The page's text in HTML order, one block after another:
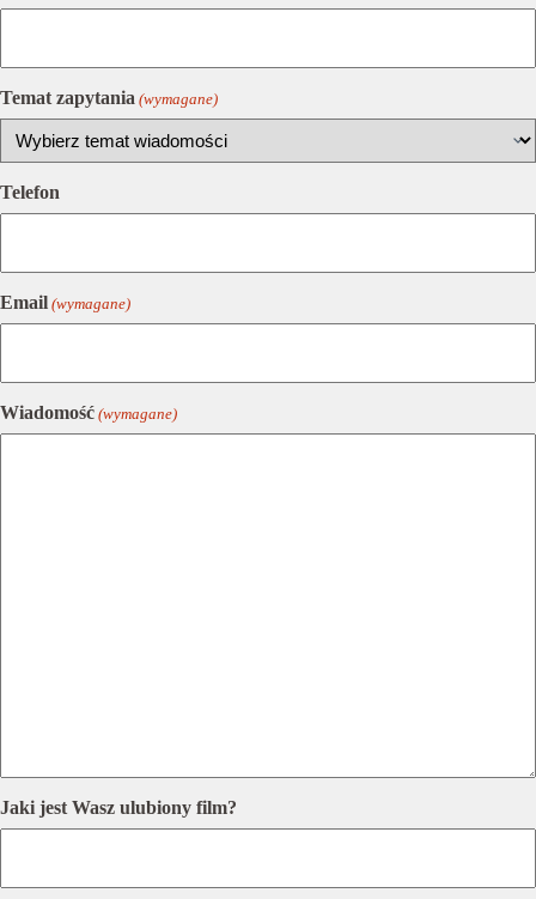
Temat zapytania (wymagane)
Telefon
Email (wymagane)
Wiadomość (wymagane)
Jaki jest Wasz ulubiony film?